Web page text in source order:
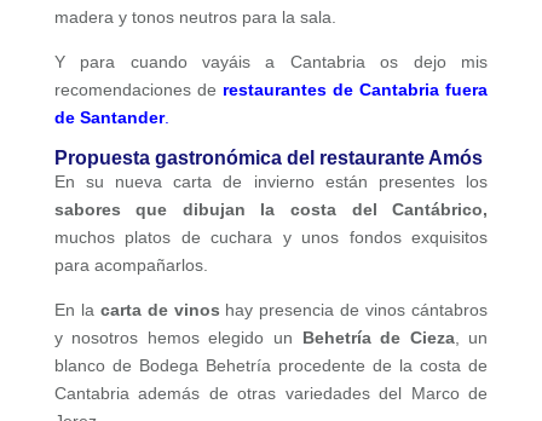
madera y tonos neutros para la sala.
Y para cuando vayáis a Cantabria os dejo mis
recomendaciones de restaurantes de Cantabria fuera
de Santander.
Propuesta gastronómica del restaurante Amós
En su nueva carta de invierno están presentes los
sabores que dibujan la costa del Cantábrico,
muchos platos de cuchara y unos fondos exquisitos
para acompañarlos.
En la carta de vinos hay presencia de vinos cántabros
y nosotros hemos elegido un Behetría de Cieza, un
blanco de Bodega Behetría procedente de la costa de
Cantabria además de otras variedades del Marco de